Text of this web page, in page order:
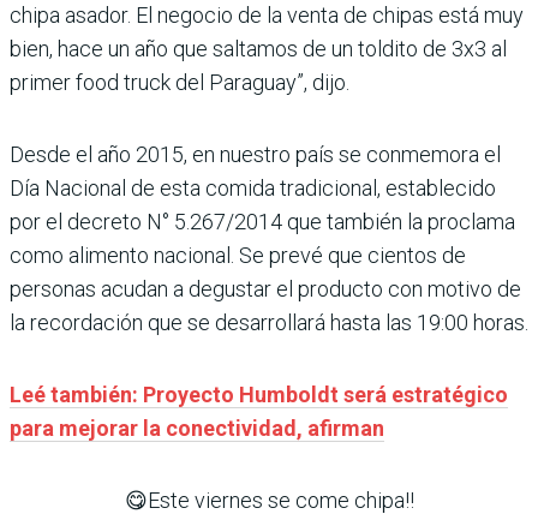
chipa asador. El negocio de la venta de chipas está muy
bien, hace un año que saltamos de un toldito de 3x3 al
primer food truck del Paraguay”, dijo.
Desde el año 2015, en nuestro país se conmemora el
Día Nacional de esta comida tradicional, establecido
por el decreto N° 5.267/2014 que también la proclama
como alimento nacional. Se prevé que cientos de
personas acudan a degustar el producto con motivo de
la recordación que se desarrollará hasta las 19:00 horas.
Leé también: Proyecto Humboldt será estratégico
para mejorar la conectividad, afirman
😋Este viernes se come chipa‼️